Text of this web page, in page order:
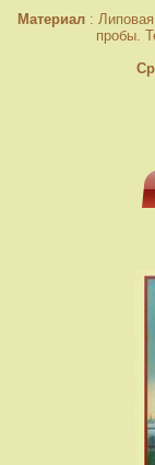
Материал :
пробы.